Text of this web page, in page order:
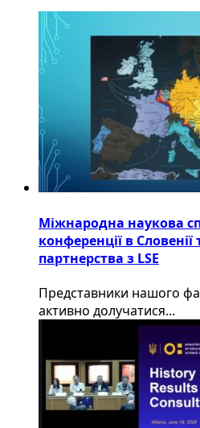
Міжнародна наукова
конференції в
партнерства з LSE
​Представники нашого
активно долучатися...